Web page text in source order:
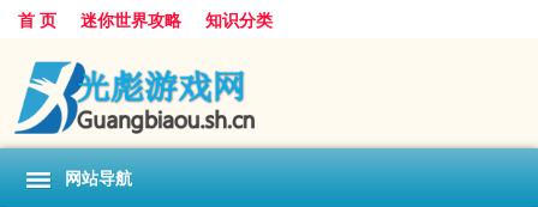
首 页 迷你世界攻略 知识分类
网站导航